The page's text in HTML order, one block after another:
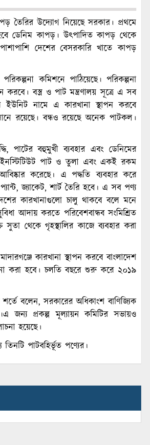
তৈরির উদ্যোগ নিয়েছে সরকার। প্রথমে
ডেনিম কাপড়। উৎপাদিত কাপড় থেকে
দেশের বেসরকারি খাতে কাপড়
কমিশনে পাঠিয়েছে। পরিকল্পনা
বস্ত্র ও পাট মন্ত্রণালয় সূত্রে এ সব
ইউনিট নামে এ কারখানা স্থাপন করবে
রয়েছে। বন্ধও রয়েছে অনেক পাটকল।
পাটের বহুমুখী ব্যবহার এবং ডেনিমের
ইনস্টিটিউট পাট ও তুলা এবং একই রকম
করেছে। এ পদ্ধতি ব্যবহার করে
জ্যাকেট, শার্ট তৈরি হবে। এ সব পণ্য
কারখানাগুলো চালু থাকবে বলে মনে
আদায় করতে পরিবেশবান্ধব সংমিশ্রিত
থেকে গৃহস্থালির কাজে ব্যবহার করা
কারখানা স্থাপন করবে বাংলাদেশ
করা হবে। চলতি বছরে শুরু করে ২০১৯
বলেন, সরকারের অধিকাংশ বাণিজ্যিক
জন্য প্রকল্প মূল্যায়ন কমিটির সভায়ও
হয়েছে।
পাটবহির্ভূত পণ্যের।